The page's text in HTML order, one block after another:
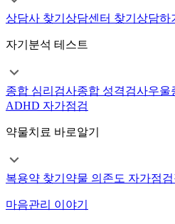
상담사 찾기 상담센터 찾기 상담하
자기분석 테스트
종합 심리검사종합 성격검사우울
ADHD 자가점검
약물치료 바로알기
복용약 찾기 약물 의존도 자가점검
마음관리 이야기